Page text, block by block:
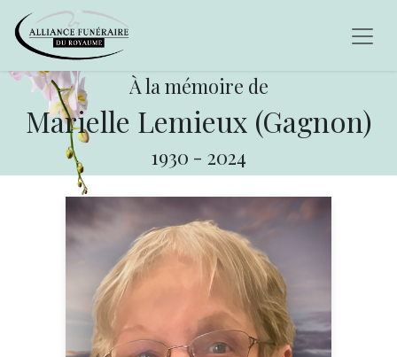
À la mémoire de
Marielle Lemieux (Gagnon)
1930 - 2024